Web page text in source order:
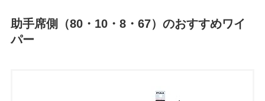
助手席側（80・10・8・67）のおすすめワイ
パー